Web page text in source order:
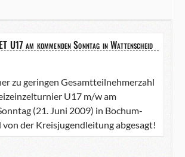
U17 am kommenden Sonntag in Wattenscheid
zu geringen Gesamtteilnehmerzahl
U17 m/w am
(21. Juni 2009) in Bochum-
der Kreisjugendleitung abgesagt!